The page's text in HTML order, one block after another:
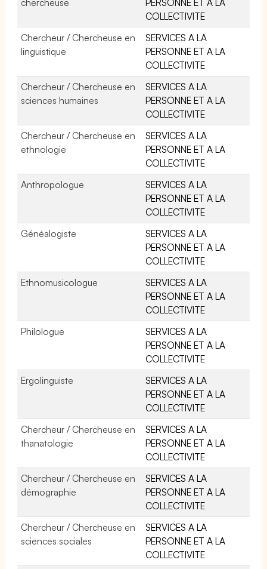
COLLECTIVITE
Chercheur / Chercheuse en
linguistique
SERVICES A LA
PERSONNE ET A LA
COLLECTIVITE
Chercheur / Chercheuse en
sciences humaines
SERVICES A LA
PERSONNE ET A LA
COLLECTIVITE
Chercheur / Chercheuse en
ethnologie
SERVICES A LA
PERSONNE ET A LA
COLLECTIVITE
Anthropologue
SERVICES A LA
PERSONNE ET A LA
COLLECTIVITE
Généalogiste
SERVICES A LA
PERSONNE ET A LA
COLLECTIVITE
Ethnomusicologue
SERVICES A LA
PERSONNE ET A LA
COLLECTIVITE
Philologue
SERVICES A LA
PERSONNE ET A LA
COLLECTIVITE
Ergolinguiste
SERVICES A LA
PERSONNE ET A LA
COLLECTIVITE
Chercheur / Chercheuse en
thanatologie
SERVICES A LA
PERSONNE ET A LA
COLLECTIVITE
Chercheur / Chercheuse en
démographie
SERVICES A LA
PERSONNE ET A LA
COLLECTIVITE
Chercheur / Chercheuse en
sciences sociales
SERVICES A LA
PERSONNE ET A LA
COLLECTIVITE